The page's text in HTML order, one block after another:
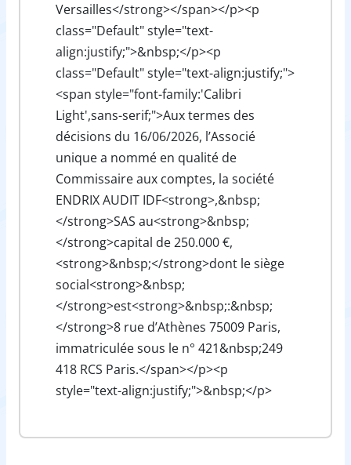
Versailles</strong></span></p><p
class="Default" style="text-
align:justify;">&nbsp;</p><p
class="Default" style="text-align:justify;">
<span style="font-family:'Calibri
Light',sans-serif;">Aux termes des
décisions du 16/06/2026, l’Associé
unique a nommé en qualité de
Commissaire aux comptes, la société
ENDRIX AUDIT IDF<strong>,&nbsp;
</strong>SAS au<strong>&nbsp;
</strong>capital de 250.000 €,
<strong>&nbsp;</strong>dont le siège
social<strong>&nbsp;
</strong>est<strong>&nbsp;:&nbsp;
</strong>8 rue d’Athènes 75009 Paris,
immatriculée sous le n° 421&nbsp;249
418 RCS Paris.</span></p><p
style="text-align:justify;">&nbsp;</p>